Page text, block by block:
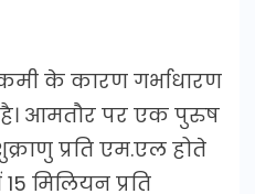
के कारण गर्भाधारण
आमतौर पर एक पुरुष
प्रति एम.एल होते
मिलियन प्रति